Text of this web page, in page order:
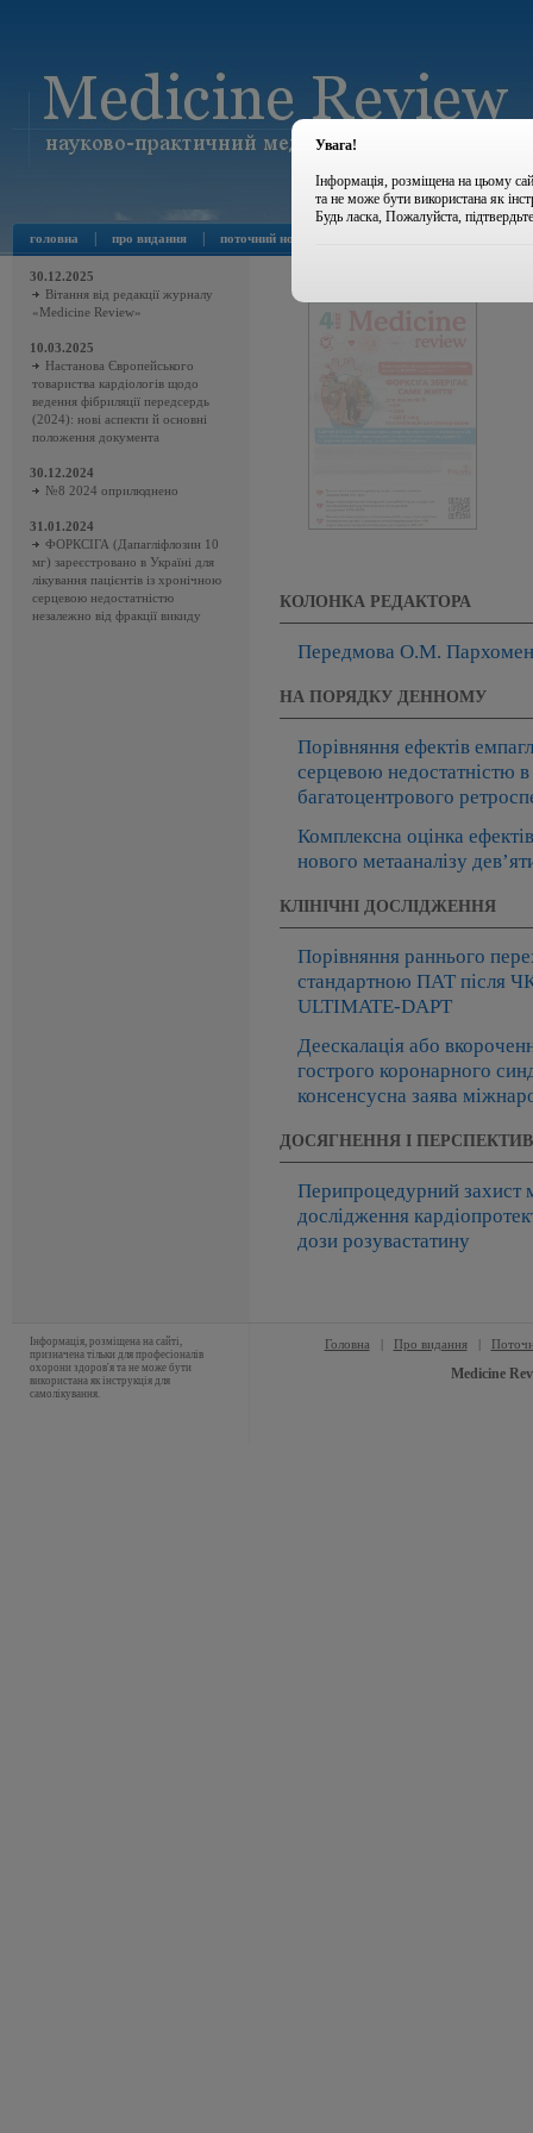
головна про видання поточний номер
30.12.2025
Вітання від редакції журналу
«Medicine Review»
10.03.2025
Настанова Європейського
товариства кардіологів щодо
ведення фібриляції передсердь
(2024): нові аспекти й основні
положення документа
30.12.2024
№8 2024 оприлюднено
31.01.2024
ФОРКСІГА (Дапагліфлозин 10
мг) зареєстровано в Україні для
лікування пацієнтів із хронічною
серцевою недостатністю
незалежно від фракції викиду
КОЛОНКА РЕДАКТОРА
Передмова О.М.
НА ПОРЯДКУ ДЕННОМУ
Порівняння ефектів
серцевою недостатністю в
багатоцентрового
Комплексна оцінка
нового метааналізу
КЛІНІЧНІ ДОСЛІДЖЕННЯ
Порівняння раннього
стандартною ПАТ після
ULTIMATE-DAPT
Деескалація або
гострого коронарного
консенсусна заява
ДОСЯГНЕННЯ І
Перипроцедурний захист
дослідження
дози розувастатину
Інформація, розміщена на сайті,
призначена тільки для професіоналів
охорони здоров'я та не може бути
використана як інструкція для
самолікування.
Головна | Про видання |
Medicine
Увага!
Інформація, розміщена на цьому
та не може бути використана як
Будь ласка, Пожалуйста,